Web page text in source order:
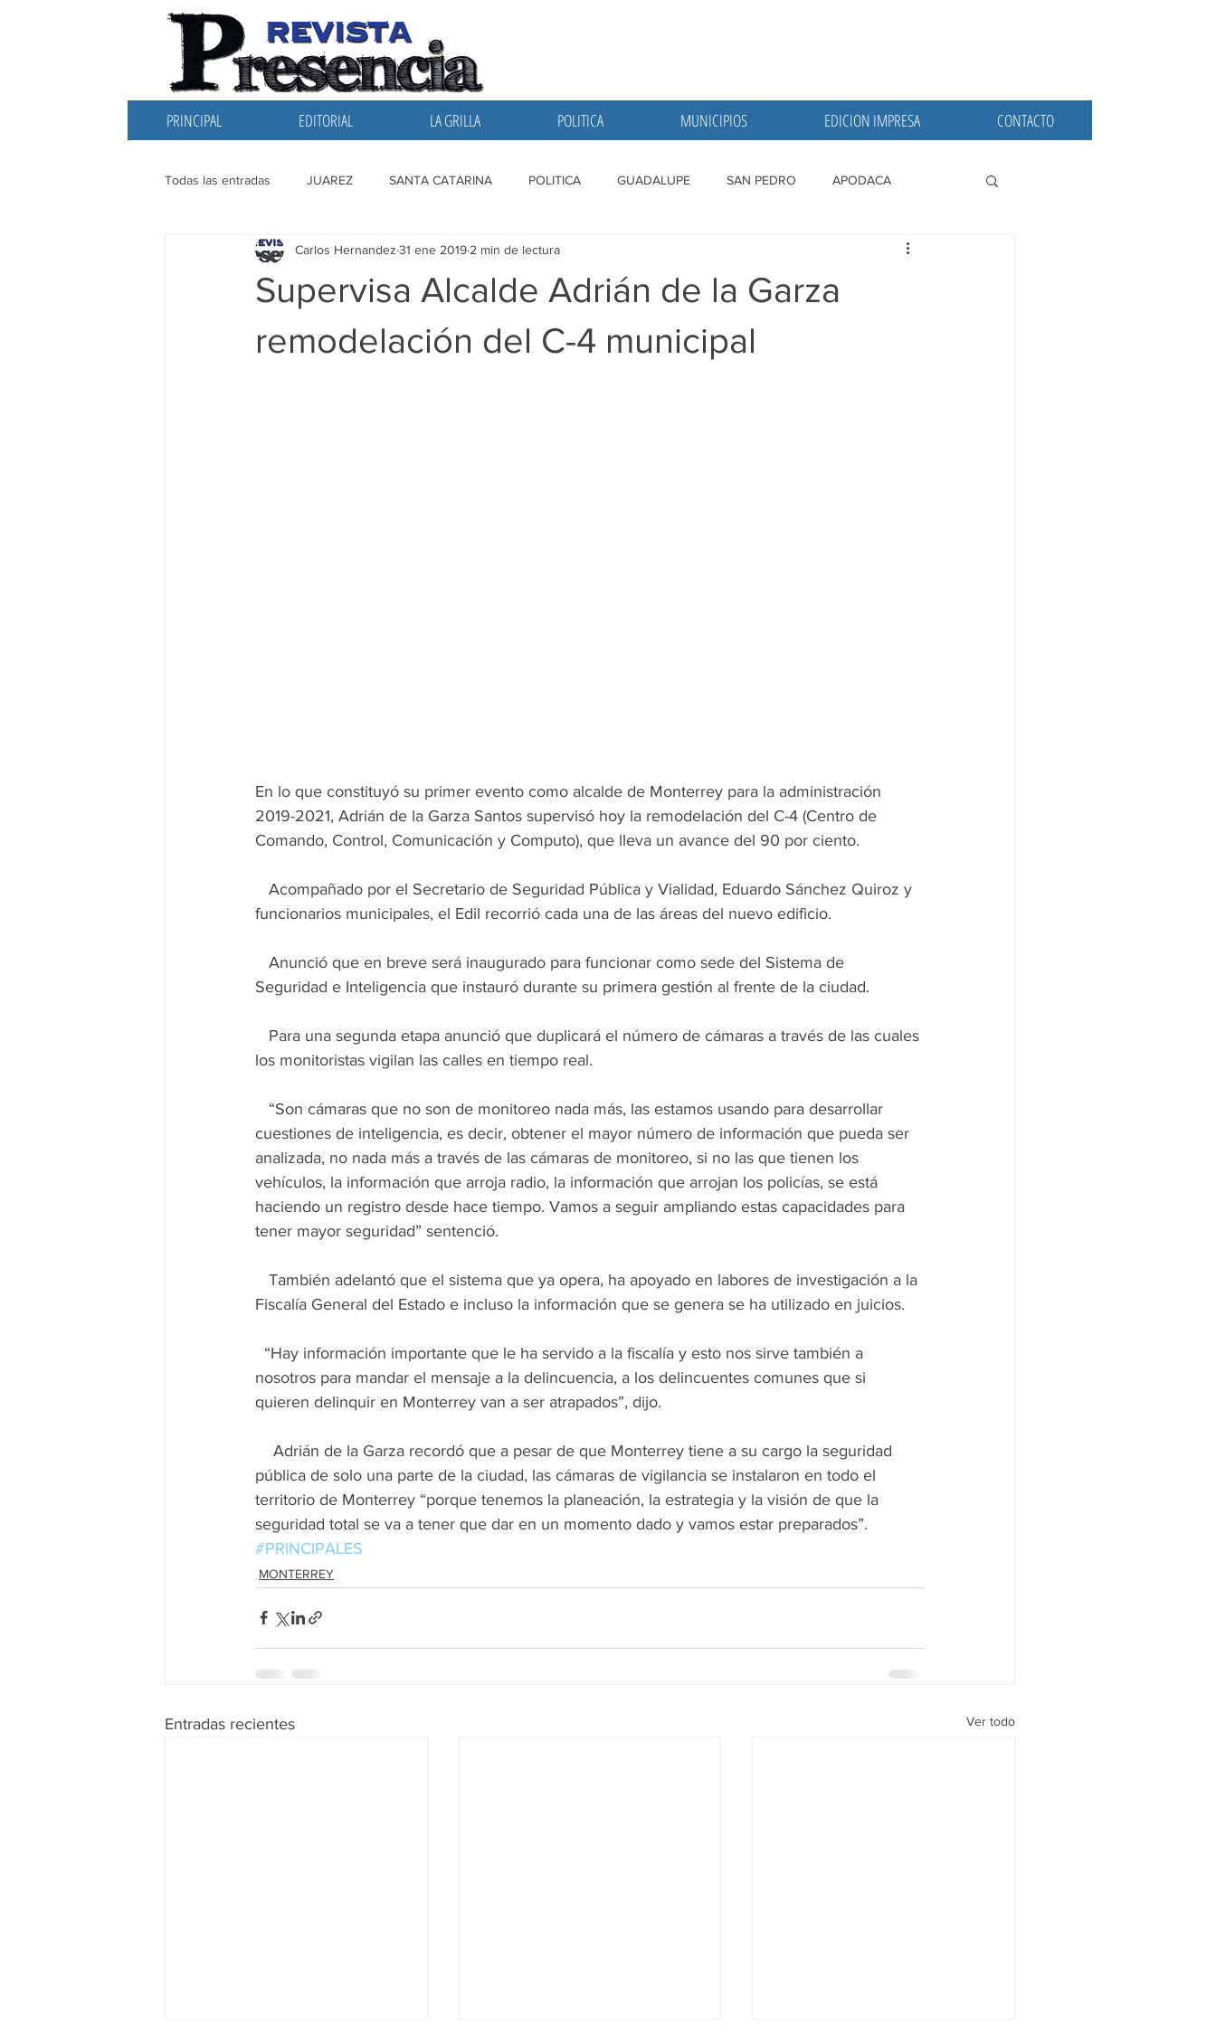
PRINCIPAL EDITORIAL LA GRILLA POLITICA MUNICIPIOS EDICION IMPRESA CONTACTO
Todas las entradas JUAREZ SANTA CATARINA POLITICA GUADALUPE SAN PEDRO APODACA
EDITORIAL SANTIAGO LA GRILLA SAN NICOLAS
Supervisa Alcalde Adrián de la Garza
remodelación del C-4 municipal
Carlos Hernandez 31 ene 2019 2 min de lectura
En lo que constituyó su primer evento como alcalde de Monterrey para la administración
2019-2021, Adrián de la Garza Santos supervisó hoy la remodelación del C-4 (Centro de
Comando, Control, Comunicación y Computo), que lleva un avance del 90 por ciento.
funcionarios municipales, el Edil recorrió cada una de las áreas del nuevo edificio.
Seguridad e Inteligencia que instauró durante su primera gestión al frente de la ciudad.
los monitoristas vigilan las calles en tiempo real.
cuestiones de inteligencia, es decir, obtener el mayor número de información que pueda ser
analizada, no nada más a través de las cámaras de monitoreo, si no las que tienen los
vehículos, la información que arroja radio, la información que arrojan los policías, se está
haciendo un registro desde hace tiempo. Vamos a seguir ampliando estas capacidades para
tener mayor seguridad” sentenció.
Fiscalía General del Estado e incluso la información que se genera se ha utilizado en juicios.
nosotros para mandar el mensaje a la delincuencia, a los delincuentes comunes que si
quieren delinquir en Monterrey van a ser atrapados”, dijo.
pública de solo una parte de la ciudad, las cámaras de vigilancia se instalaron en todo el
territorio de Monterrey “porque tenemos la planeación, la estrategia y la visión de que la
seguridad total se va a tener que dar en un momento dado y vamos estar preparados”.
#PRINCIPALES
MONTERREY
Entradas recientes Ver todo